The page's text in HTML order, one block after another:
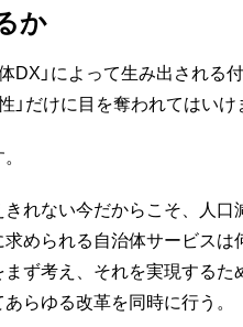
か
DX」によって生み出される
だけに目を奪われてはいけ
れない今だからこそ、人口
められる自治体サービスは
ず考え、それを実現する
らゆる改革を同時に行う。